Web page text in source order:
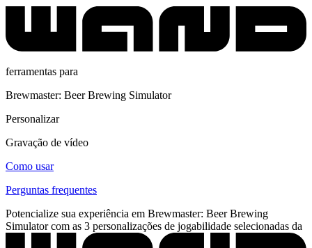
ferramentas para
Brewmaster: Beer Brewing Simulator
Personalizar
Gravação de vídeo
Como usar
Perguntas frequentes
Potencialize sua experiência em Brewmaster: Beer Brewing
Simulator com as 3 personalizações de jogabilidade selecionadas da